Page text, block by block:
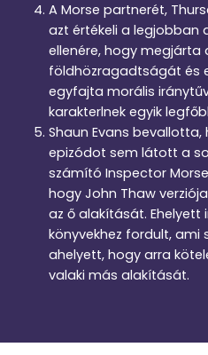
A Morse partnerét,
azt értékeli a legjobban
ellenére, hogy megjárta
földhözragadtságát és
egyfajta morális
karakterlnek egyik
Shaun Evans
epizódot sem látott a
számító Inspector
hogy John Thaw
az ő alakítását. Ehelyett
könyvekhez fordult,
ahelyett, hogy arra
valaki más alakítását.